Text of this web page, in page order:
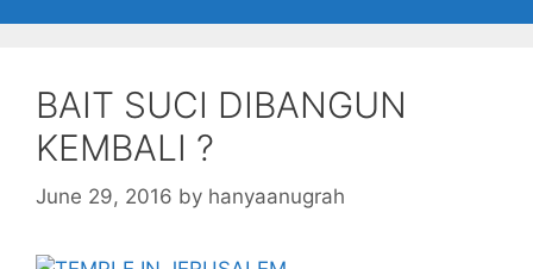
BAIT SUCI DIBANGUN
KEMBALI ?
June 29, 2016 by hanyaanugrah